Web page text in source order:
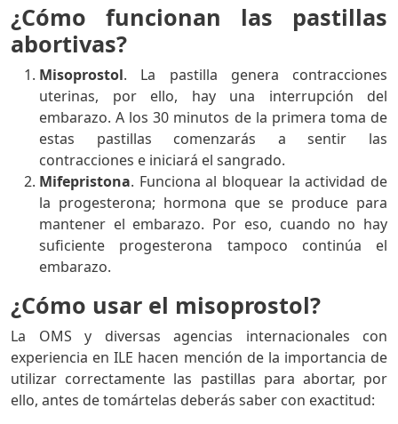
¿Cómo funcionan las pastillas
abortivas?
Misoprostol. La pastilla genera contracciones
uterinas, por ello, hay una interrupción del
embarazo. A los 30 minutos de la primera toma de
estas pastillas comenzarás a sentir las
contracciones e iniciará el sangrado.
Mifepristona. Funciona al bloquear la actividad de
la progesterona; hormona que se produce para
mantener el embarazo. Por eso, cuando no hay
suficiente progesterona tampoco continúa el
embarazo.
¿Cómo usar el misoprostol?
La OMS y diversas agencias internacionales con
experiencia en ILE hacen mención de la importancia de
utilizar correctamente las pastillas para abortar, por
ello, antes de tomártelas deberás saber con exactitud: